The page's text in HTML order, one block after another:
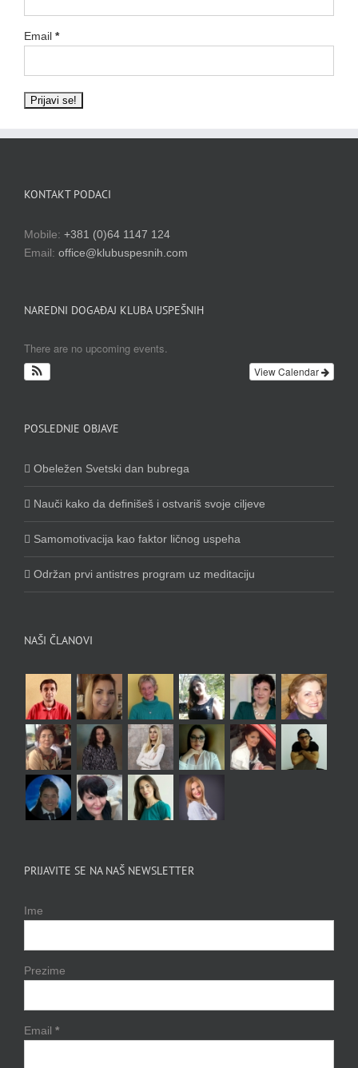
Email *
KONTAKT PODACI
Mobile: +381 (0)64 1147 124
Email: office@klubuspesnih.com
NAREDNI DOGAĐAJ KLUBA USPEŠNIH
There are no upcoming events.
View Calendar
POSLEDNJE OBJAVE
Obeležen Svetski dan bubrega
Nauči kako da definišeš i ostvariš svoje ciljeve
Samomotivacija kao faktor ličnog uspeha
Održan prvi antistres program uz meditaciju
NAŠI ČLANOVI
PRIJAVITE SE NA NAŠ NEWSLETTER
Ime
Prezime
Email *